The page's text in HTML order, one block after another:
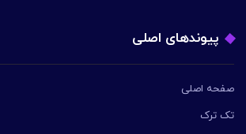
پیوندهای اصلی
صفحه اصلی
تک ترک